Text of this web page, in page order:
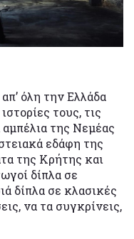
όλη την Ελλάδα
τους, τις
της Νεμέας
εδάφη της
της Κρήτης και
δίπλα σε
δίπλα σε κλασικές
να τα συγκρίνεις,